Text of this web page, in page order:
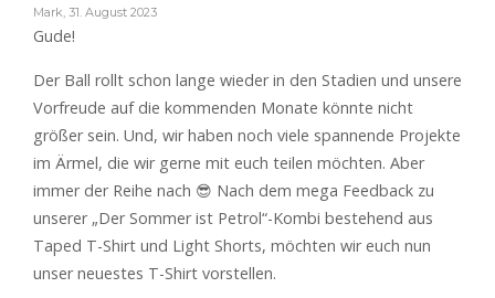
Mark 31. August 2023
Gude!
Der Ball rollt schon lange wieder in den Stadien und unsere
Vorfreude auf die kommenden Monate könnte nicht
größer sein. Und, wir haben noch viele spannende Projekte
im Ärmel, die wir gerne mit euch teilen möchten. Aber
immer der Reihe nach 😎 Nach dem mega Feedback zu
unserer „Der Sommer ist Petrol“-Kombi bestehend aus
Taped T-Shirt und Light Shorts, möchten wir euch nun
unser neuestes T-Shirt vorstellen.